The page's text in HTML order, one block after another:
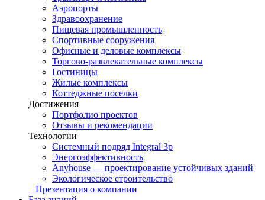
Аэропорты
Здравоохранение
Пищевая промышленность
Спортивные сооружения
Офисные и деловые комплексы
Торгово-развлекательные комплексы
Гостиницы
Жилые комплексы
Коттеджные поселки
Достижения
Портфолио проектов
Отзывы и рекомендации
Технологии
Системный подряд Integral 3p
Энергоэффективность
Anyhouse — проектирование устойчивых зданий
Экологическое строительство
Презентация о компании